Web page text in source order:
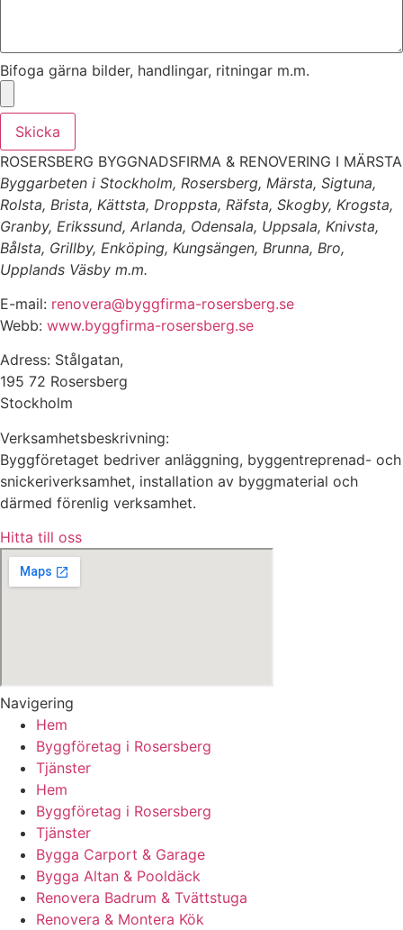
Bifoga gärna bilder, handlingar, ritningar m.m.
Skicka
ROSERSBERG BYGGNADSFIRMA & RENOVERING I MÄRSTA
Byggarbeten i Stockholm, Rosersberg, Märsta, Sigtuna,
Rolsta, Brista, Kättsta, Droppsta, Räfsta, Skogby, Krogsta,
Granby, Erikssund, Arlanda, Odensala, Uppsala, Knivsta,
Bålsta, Grillby, Enköping, Kungsängen, Brunna, Bro,
Upplands Väsby m.m.
E-mail: renovera@byggfirma-rosersberg.se
Webb: www.byggfirma-rosersberg.se
Adress: Stålgatan,
195 72 Rosersberg
Stockholm
Verksamhetsbeskrivning:
Byggföretaget bedriver anläggning, byggentreprenad- och
snickeriverksamhet, installation av byggmaterial och
därmed förenlig verksamhet.
Hitta till oss
Navigering
Hem
Byggföretag i Rosersberg
Tjänster
Hem
Byggföretag i Rosersberg
Tjänster
Bygga Carport & Garage
Bygga Altan & Pooldäck
Renovera Badrum & Tvättstuga
Renovera & Montera Kök